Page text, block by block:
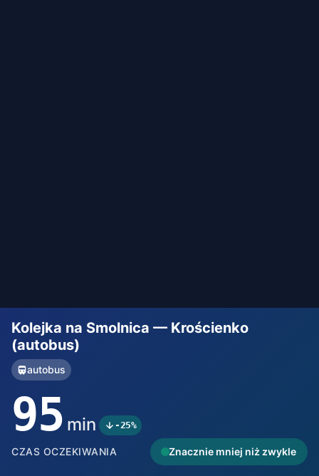
Kolejka na Smolnica — Krościenko
(autobus)
autobus
95 min -25%
CZAS OCZEKIWANIA Znacznie mniej niż zwykle